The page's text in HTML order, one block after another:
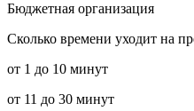
Бюджетная организация
Сколько времени уходит на
от 1 до 10 минут
от 11 до 30 минут